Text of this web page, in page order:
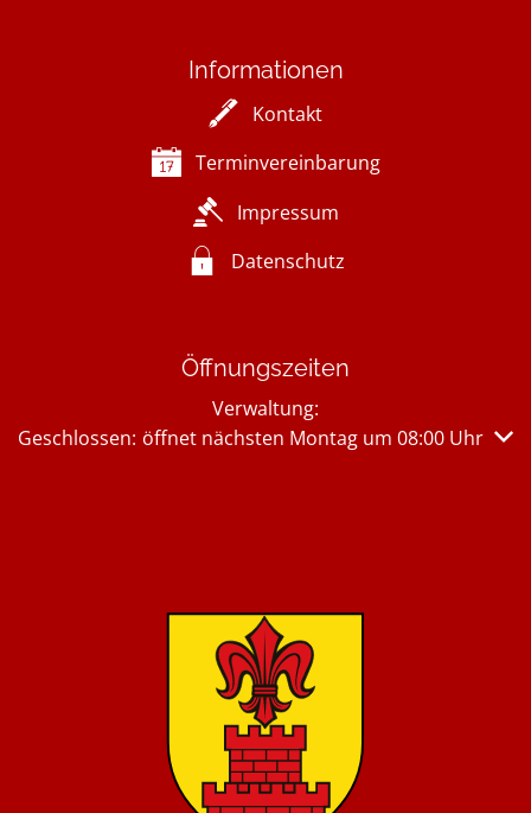
Informationen
Kontakt
Terminvereinbarung
Impressum
Datenschutz
Öffnungszeiten
Verwaltung:
Klicken, um weitere Öffnungs- oder Schließzeiten
Geschlossen: öffnet nächsten Montag um 08:00 Uhr